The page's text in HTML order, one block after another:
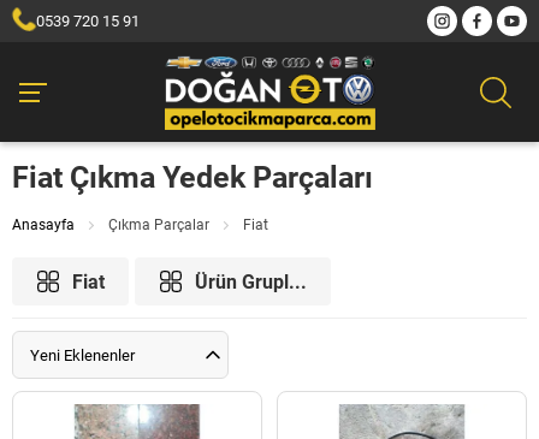
0539 720 15 91
Fiat Çıkma Yedek Parçaları
Anasayfa Çıkma Parçalar Fiat
Fiat Ürün Grupl...
Yeni Eklenenler